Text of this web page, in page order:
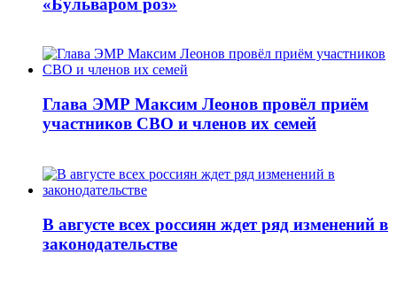
Глава ЭМР Максим Леонов провёл приём
участников СВО и членов их семей
В августе всех россиян ждет ряд изменений в
законодательстве